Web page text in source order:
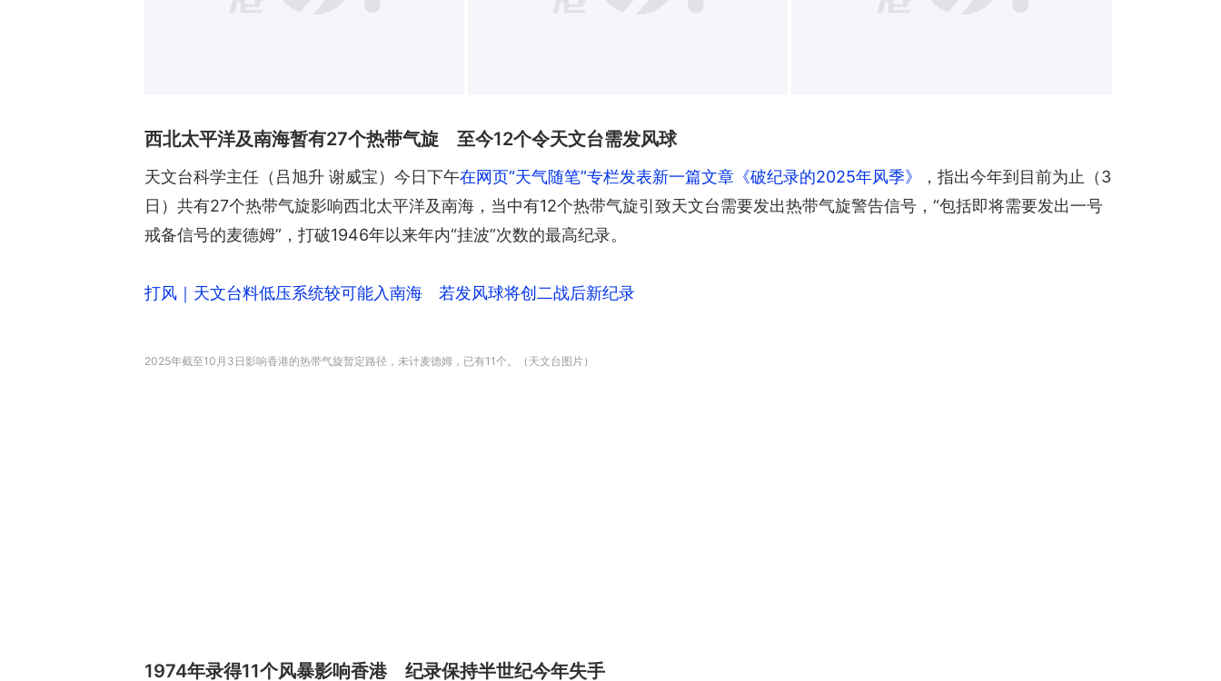
西北太平洋及南海暂有27个热带气旋 至今12个令天文台需发风球
天文台科学主任（吕旭升 谢威宝）今日下午在网页“天气随笔”专栏发表新一篇文章《破纪录的2025年风季》
，指出今年到目前为止（3
日）共有27个热带气旋影响西北太平洋及南海，当中有12个热带气旋引致天文台需要发出热带气旋警告信号，“包括即将需要发出一号
戒备信号的麦德姆”，打破1946年以来年内“挂波”次数的最高纪录。
打风｜天文台料低压系统较可能入南海 若发风球将创二战后新纪录
2025年截至10月3日影响香港的热带气旋暂定路径，未计麦德姆，已有11个。（天文台图片）
1974年录得11个风暴影响香港 纪录保持半世纪今年失手